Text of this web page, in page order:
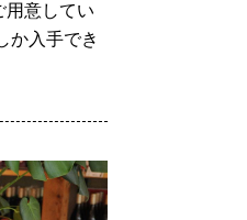
用意してい
か入手でき